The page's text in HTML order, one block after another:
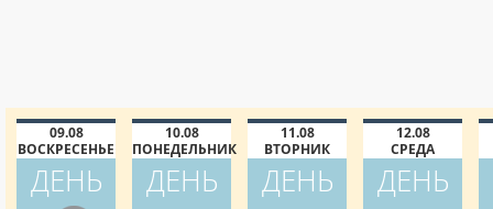
09.08
ВОСКРЕСЕНЬЕ
ДЕНЬ
10.08
ПОНЕДЕЛЬНИК
ДЕНЬ
11.08
ВТОРНИК
ДЕНЬ
12.08
СРЕДА
ДЕНЬ